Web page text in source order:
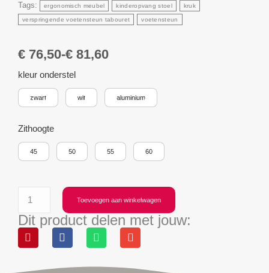
Tags:
ergonomisch meubel kinderopvang stoel kruk
verspringende voetensteun tabouret voetensteun
€ 76,50-€ 81,60
kleur onderstel
zwart wit aluminium
Zithoogte
45 50 55 60
Toevoegen aan winkelwagen
Dit product delen met jouw: